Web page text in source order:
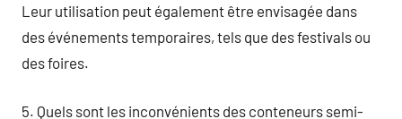
Leur utilisation peut également être envisagée dans
des événements temporaires, tels que des festivals ou
des foires.
5. Quels sont les inconvénients des conteneurs semi-